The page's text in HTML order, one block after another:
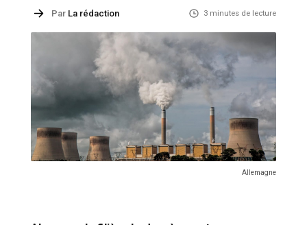
Par La rédaction 3 minutes de lecture
Allemagne